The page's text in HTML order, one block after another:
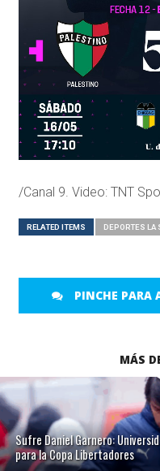
/Canal 9. Video: TNT
RELATED ITEMS DEPORTES LA
PINCHE PARA
MÁS
Sufre Daniel Garnero:
para la Copa Libertadores